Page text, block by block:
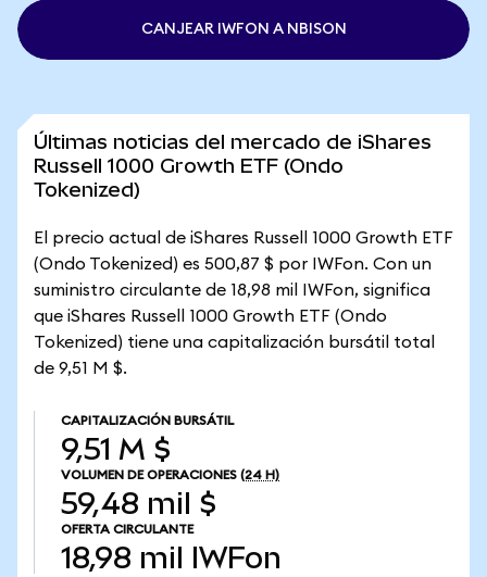
CANJEAR IWFON A NBISON
Últimas noticias del mercado de iShares
Russell 1000 Growth ETF (Ondo
Tokenized)
El precio actual de iShares Russell 1000 Growth ETF
(Ondo Tokenized) es 500,87 $ por IWFon. Con un
suministro circulante de 18,98 mil IWFon, significa
que iShares Russell 1000 Growth ETF (Ondo
Tokenized) tiene una capitalización bursátil total
de 9,51 M $.
CAPITALIZACIÓN BURSÁTIL
9,51 M $
VOLUMEN DE OPERACIONES (24 H)
59,48 mil $
OFERTA CIRCULANTE
18,98 mil IWFon